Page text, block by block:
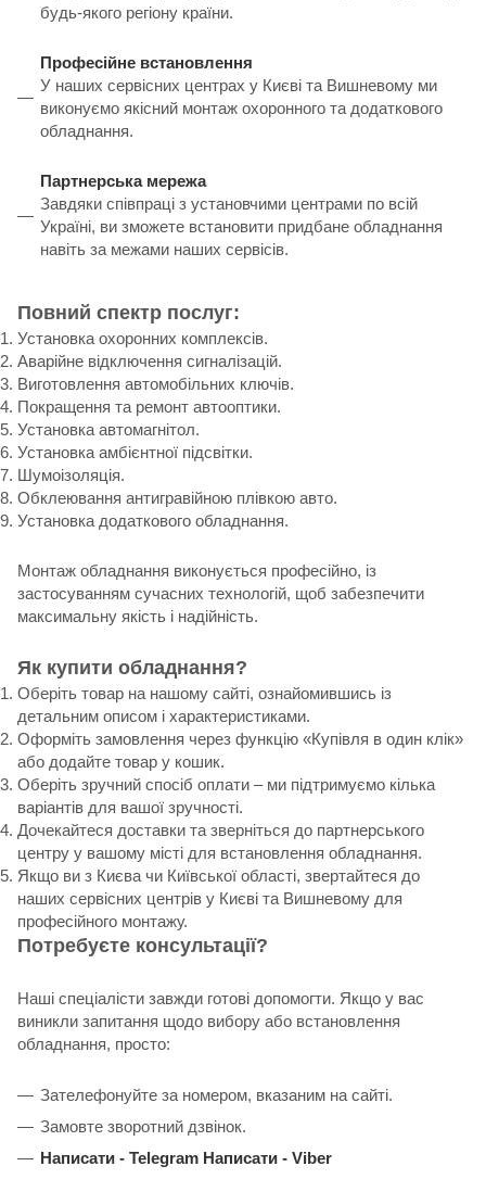
будь-якого регіону країни.
Професійне встановлення
У наших сервісних центрах у Києві та Вишневому ми
виконуємо якісний монтаж охоронного та додаткового
обладнання.
Партнерська мережа
Завдяки співпраці з установчими центрами по всій
Україні, ви зможете встановити придбане обладнання
навіть за межами наших сервісів.
Повний спектр послуг:
Установка охоронних комплексів.
Аварійне відключення сигналізацій.
Виготовлення автомобільних ключів.
Покращення та ремонт автооптики.
Установка автомагнітол.
Установка амбієнтної підсвітки.
Шумоізоляція.
Обклеювання антигравійною плівкою авто.
Установка додаткового обладнання.
Монтаж обладнання виконується професійно, із
застосуванням сучасних технологій, щоб забезпечити
максимальну якість і надійність.
Як купити обладнання?
Оберіть товар на нашому сайті, ознайомившись із
детальним описом і характеристиками.
Оформіть замовлення через функцію «Купівля в один клік»
або додайте товар у кошик.
Оберіть зручний спосіб оплати – ми підтримуємо кілька
варіантів для вашої зручності.
Дочекайтеся доставки та зверніться до партнерського
центру у вашому місті для встановлення обладнання.
Якщо ви з Києва чи Київської області, звертайтеся до
наших сервісних центрів у Києві та Вишневому для
професійного монтажу.
Потребуєте консультації?
Наші спеціалісти завжди готові допомогти. Якщо у вас
виникли запитання щодо вибору або встановлення
обладнання, просто:
Зателефонуйте за номером, вказаним на сайті.
Замовте зворотний дзвінок.
Написати - Telegram Написати - Viber